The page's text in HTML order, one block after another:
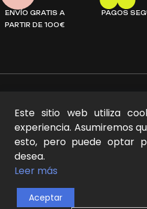
ENVÍO GRATIS A
PARTIR DE 100€
PAGOS
CONTACTO
+34 69 112 55 79
hola@mideer.es
Este sitio web utiliza
experiencia. Asumiremos
esto, pero puede optar
desea.
Leer más
Aceptar
0